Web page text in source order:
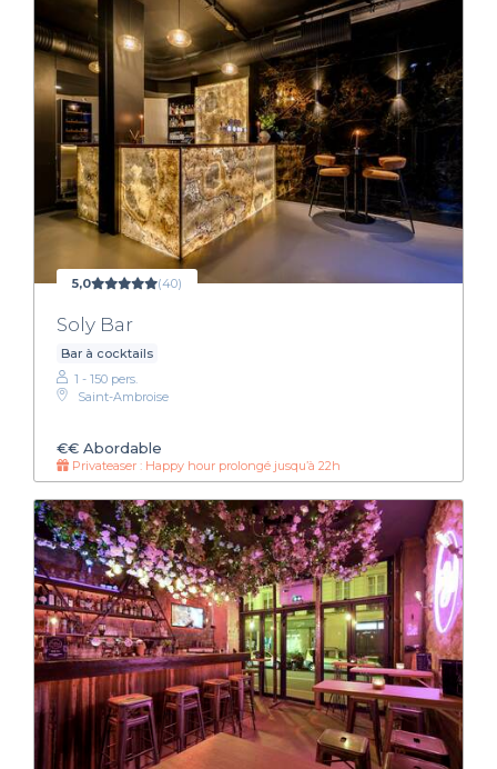
5,0 (40)
Soly Bar
Bar à cocktails
1 - 150 pers.
Saint-Ambroise
€€ Abordable
Privateaser : Happy hour prolongé jusqu’à 22h